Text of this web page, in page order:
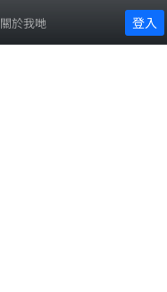
關於我哋 登入